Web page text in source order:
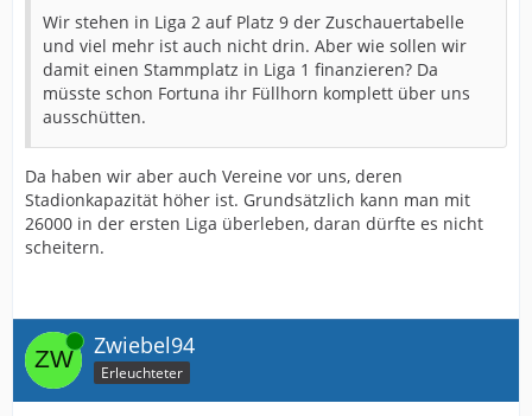
Wir stehen in Liga 2 auf Platz 9 der Zuschauertabelle
und viel mehr ist auch nicht drin. Aber wie sollen wir
damit einen Stammplatz in Liga 1 finanzieren? Da
müsste schon Fortuna ihr Füllhorn komplett über uns
ausschütten.
Da haben wir aber auch Vereine vor uns, deren
Stadionkapazität höher ist. Grundsätzlich kann man mit
26000 in der ersten Liga überleben, daran dürfte es nicht
scheitern.
Online Zwiebel94
Erleuchteter